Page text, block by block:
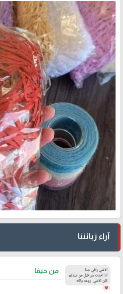
آراء زبائننا
من حيفا